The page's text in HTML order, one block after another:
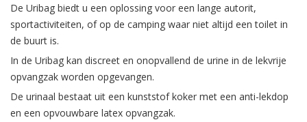
De Uribag biedt u een oplossing voor een lange autorit,
sportactiviteiten, of op de camping waar niet altijd een toilet in
de buurt is.
In de Uribag kan discreet en onopvallend de urine in de lekvrije
opvangzak worden opgevangen.
De urinaal bestaat uit een kunststof koker met een anti-lekdop
en een opvouwbare latex opvangzak.